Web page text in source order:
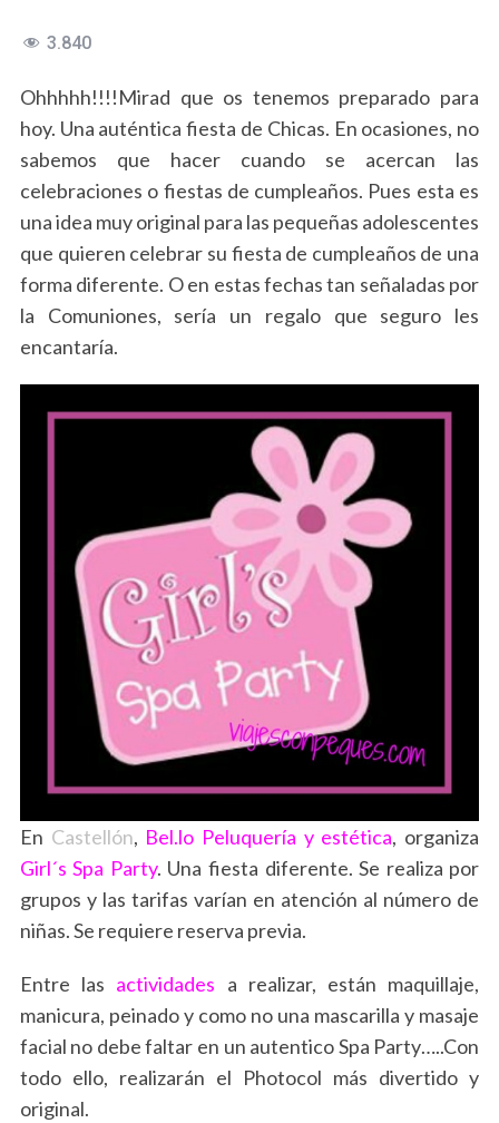
3.840
Ohhhhh!!!!Mirad que os tenemos preparado para
hoy. Una auténtica fiesta de Chicas. En ocasiones, no
sabemos que hacer cuando se acercan las
celebraciones o fiestas de cumpleaños. Pues esta es
una idea muy original para las pequeñas adolescentes
que quieren celebrar su fiesta de cumpleaños de una
forma diferente. O en estas fechas tan señaladas por
la Comuniones, sería un regalo que seguro les
encantaría.
En Castellón, Bel.lo Peluquería y estética, organiza
Girl´s Spa Party. Una fiesta diferente. Se realiza por
grupos y las tarifas varían en atención al número de
niñas. Se requiere reserva previa.
Entre las actividades a realizar, están maquillaje,
manicura, peinado y como no una mascarilla y masaje
facial no debe faltar en un autentico Spa Party…..Con
todo ello, realizarán el Photocol más divertido y
original.